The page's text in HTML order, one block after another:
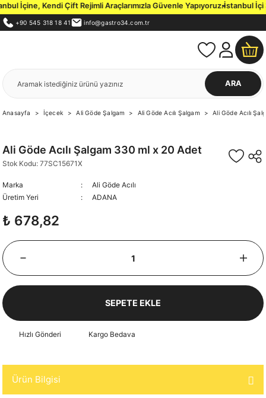
Rejimli Araçlarımızla Güvenle Yapıyoruz.İstanbul İçi 3000 TL ve
+90 545 318 18 41 info@gastro34.com.tr
ARA
Anasayfa İçecek Ali Göde Şalgam Ali Göde Acılı Şalgam Ali Göde Acılı
Ali Göde Acılı Şalgam 330 ml x 20 Adet
Stok Kodu: 77SC15671X
Marka
Ali Göde Acılı
Üretim Yeri
ADANA
₺ 678,82
SEPETE EKLE
Hızlı Gönderi Kargo Bedava
Ürün Bilgisi